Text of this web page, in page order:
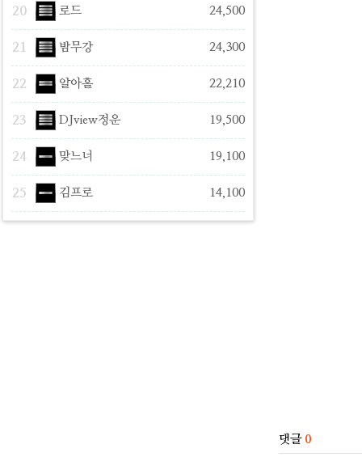
20 로드 24,500
21 밤무강 24,300
22 알아홀 22,210
23 DJview정운 19,500
24 맞느너 19,100
25 김프로 14,100
댓글 0